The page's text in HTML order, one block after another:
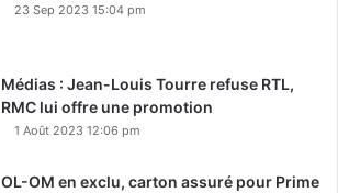
23 Sep 2023 15:04 pm
Médias : Jean-Louis Tourre refuse RTL,
RMC lui offre une promotion
1 Août 2023 12:06 pm
OL-OM en exclu, carton assuré pour Prime